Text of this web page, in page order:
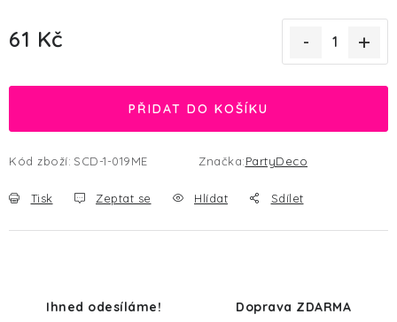
61 Kč
PŘIDAT DO KOŠÍKU
Kód zboží: SCD-1-019ME Značka:PartyDeco
Tisk Zeptat se Hlídat Sdílet
Ihned odesíláme! Doprava ZDARMA